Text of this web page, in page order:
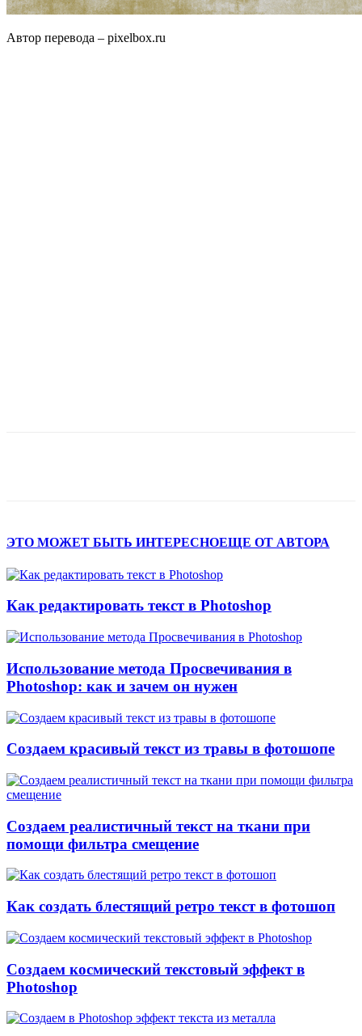
Автор перевода – pixelbox.ru
ЭТО МОЖЕТ БЫТЬ ИНТЕРЕСНОЕЩЕ ОТ АВТОРА
Как редактировать текст в Photoshop
Использование метода Просвечивания в
Photoshop: как и зачем он нужен
Создаем красивый текст из травы в фотошопе
Создаем реалистичный текст на ткани при
помощи фильтра смещение
Как создать блестящий ретро текст в фотошоп
Создаем космический текстовый эффект в
Photoshop